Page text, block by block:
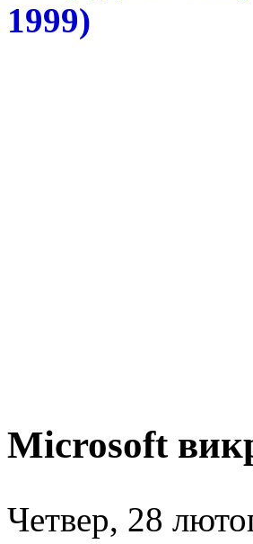
1999)
Microsoft
Четвер, 28